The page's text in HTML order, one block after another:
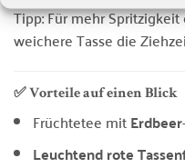
Tipp: Für mehr
weichere Tasse die
✅ Vorteile auf einen Blick
Früchtetee mitErdbeer
Leuchtend rote